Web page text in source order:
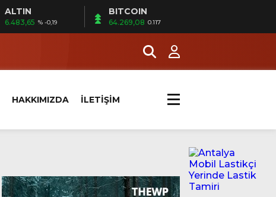
ALTIN
6.483,65 % -0,19
BITCOIN
64.269,08 0.117
HAKKIMIZDA İLETİŞİM